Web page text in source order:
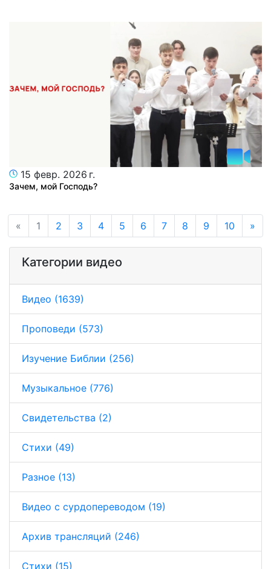
15 февр. 2026 г.
Зачем, мой Господь?
« 1 2 3 4 5 6 7 8 9 10 »
Категории видео
Видео (1639)
Проповеди (573)
Изучение Библии (256)
Музыкальное (776)
Свидетельства (2)
Стихи (49)
Разное (13)
Видео с сурдопереводом (19)
Архив трансляций (246)
Стихи (15)